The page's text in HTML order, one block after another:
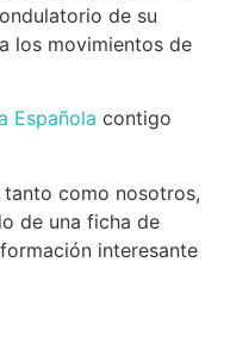
de su
los movimientos de
Española contigo
tanto como nosotros,
de una ficha de
interesante